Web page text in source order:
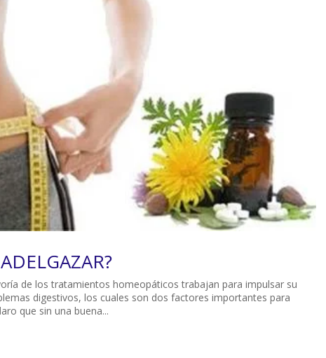
de los tratamientos homeopáticos trabajan para impulsar su
digestivos, los cuales son dos factores importantes para
que sin una buena...